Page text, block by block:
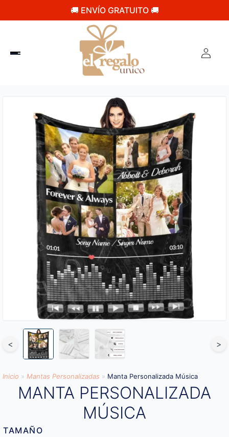
🚚 ENVÍO GRATUITO 🚚
< >
Inicio » Mantas Personalizadas » Manta Personalizada Música
MANTA PERSONALIZADA
MÚSICA
TAMAÑO